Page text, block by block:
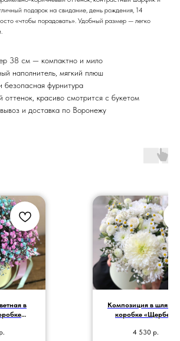
подарок на свидание, день рождения, 14
«чтобы порадовать». Удобный размер — легко
38 см — компактно и мило
наполнитель, мягкий плюш
безопасная фурнитура
оттенок, красиво смотрится с букетом
и доставка по Воронежу
в
р.
Композиция в
коробке «Щербет»
4 530 р.